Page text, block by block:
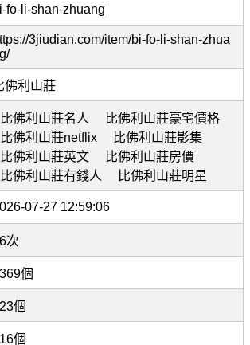
fo-li-shan-zhuang
3jiudian.com/item/bi-fo-li-shan-zhua
佛利山莊
比佛利山莊名人
比佛利山莊豪宅價格
比佛利山莊netflix
比佛利山莊影集
比佛利山莊英文
比佛利山莊房價
比佛利山莊有錢人
比佛利山莊明星
07-27 12:59:06
次
個
個
個